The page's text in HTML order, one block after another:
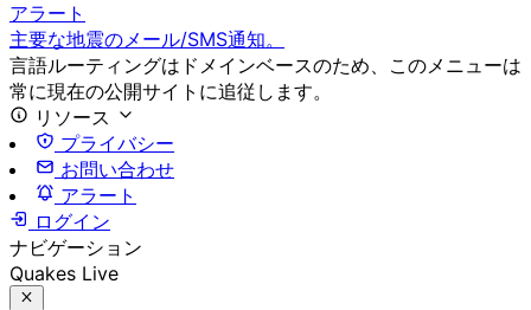
アラート
主要な地震のメール/SMS通知。
言語ルーティングはドメインベースのため、このメニューは
常に現在の公開サイトに追従します。
リソース
プライバシー
お問い合わせ
アラート
ログイン
ナビゲーション
Quakes Live